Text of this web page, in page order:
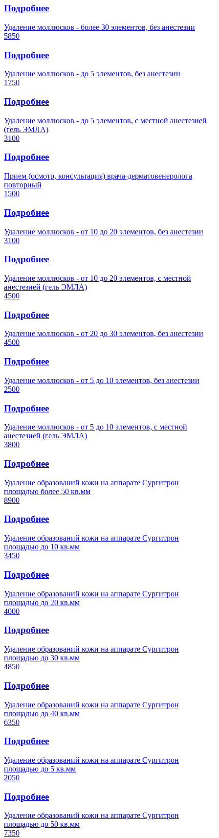
Подробнее
Удаление моллюсков - более 30 элементов, без анестезии
5850
Подробнее
Удаление моллюсков - до 5 элементов, без анестезии
1750
Подробнее
Удаление моллюсков - до 5 элементов, с местной анестезией
(гель ЭМЛА)
3100
Подробнее
Прием (осмотр, консультация) врача-дерматовенеролога
повторный
1500
Подробнее
Удаление моллюсков - от 10 до 20 элементов, без анестезии
3100
Подробнее
Удаление моллюсков - от 10 до 20 элементов, с местной
анестезией (гель ЭМЛА)
4500
Подробнее
Удаление моллюсков - от 20 до 30 элементов, без анестезии
4500
Подробнее
Удаление моллюсков - от 5 до 10 элементов, без анестезии
2500
Подробнее
Удаление моллюсков - от 5 до 10 элементов, с местной
анестезией (гель ЭМЛА)
3800
Подробнее
Удаление образований кожи на аппарате Сургитрон
площадью более 50 кв.мм
8900
Подробнее
Удаление образований кожи на аппарате Сургитрон
площадью до 10 кв.мм
3450
Подробнее
Удаление образований кожи на аппарате Сургитрон
площадью до 20 кв.мм
4000
Подробнее
Удаление образований кожи на аппарате Сургитрон
площадью до 30 кв.мм
4850
Подробнее
Удаление образований кожи на аппарате Сургитрон
площадью до 40 кв.мм
6350
Подробнее
Удаление образований кожи на аппарате Сургитрон
площадью до 5 кв.мм
2050
Подробнее
Удаление образований кожи на аппарате Сургитрон
площадью до 50 кв.мм
7350